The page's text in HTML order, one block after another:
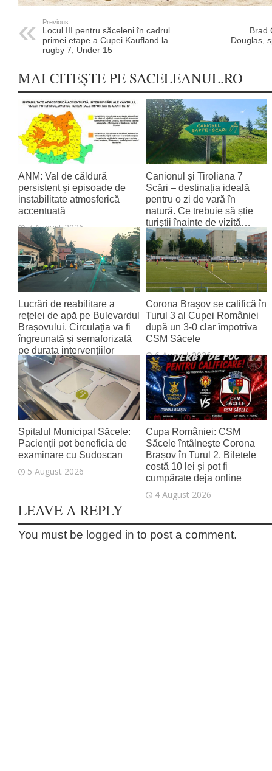
Previous:
Locul III pentru săceleni în cadrul
primei etape a Cupei Kaufland la
rugby 7, Under 15
Brad
Douglas,
MAI CITEȘTE PE SACELEANUL.RO
ANM: Val de căldură
persistent și episoade de
instabilitate atmosferică
accentuată
7 August 2026
Canionul și Tiroliana 7
Scări – destinația ideală
pentru o zi de vară în
natură. Ce trebuie să știe
turiștii înainte de vizită…
7 August 2026
Lucrări de reabilitare a
rețelei de apă pe Bulevardul
Brașovului. Circulația va fi
îngreunată și semaforizată
pe durata intervențiilor
6 August 2026
Corona Brașov se califică în
Turul 3 al Cupei României
după un 3-0 clar împotriva
CSM Săcele
6 August 2026
Spitalul Municipal Săcele:
Pacienții pot beneficia de
examinare cu Sudoscan
5 August 2026
Cupa României: CSM
Săcele întâlnește Corona
Brașov în Turul 2. Biletele
costă 10 lei și pot fi
cumpărate deja online
4 August 2026
LEAVE A REPLY
You must be logged in to post a comment.